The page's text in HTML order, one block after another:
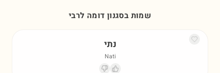
שמות בסגנון דומה לרבי
נתי
Nati